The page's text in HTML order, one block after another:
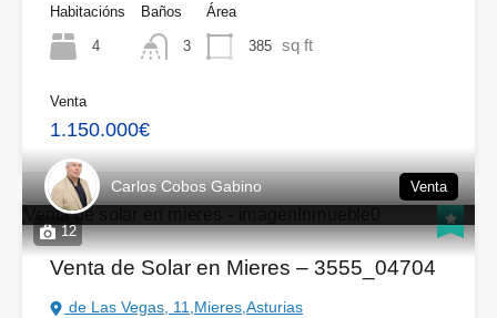
Habitacións
4
Baños
3
Área
385 sq ft
Venta
1.150.000€
12
Carlos Cobos Gabino Venta
Venta de Solar en Mieres – 3555_04704
de Las Vegas, 11,Mieres,Asturias